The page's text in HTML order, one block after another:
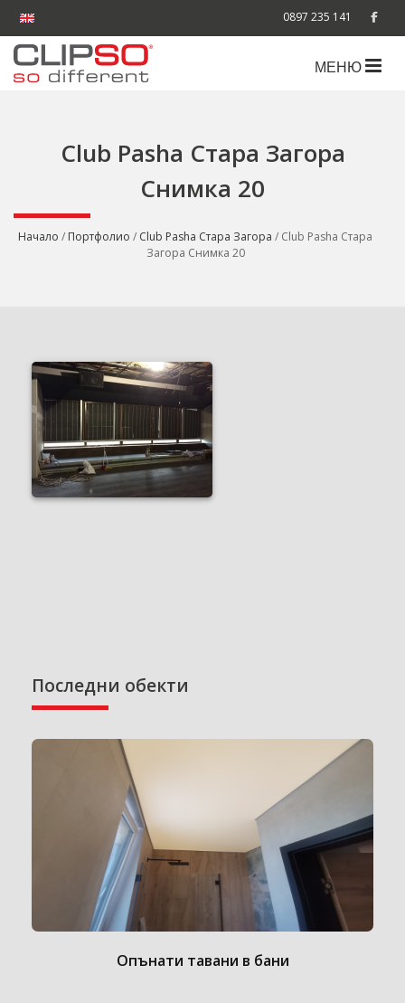
0897 235 141
МЕНЮ
Club Pasha Стара Загора
Снимка 20
Начало / Портфолио / Club Pasha Стара Загора / Club Pasha Стара
Загора Снимка 20
Последни обекти
Опънати тавани в бани